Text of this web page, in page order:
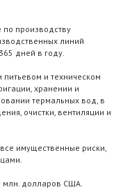
производству
линий
дней в году.
и техническом
хранении и
термальных вод, в
очистки, вентиляции и
имущественные риски,
млн. долларов США.